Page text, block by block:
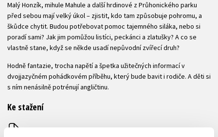
Malý Honzík, mihule Mahule a další hrdinové z Průhonického parku
před sebou mají velký úkol – zjistit, kdo tam způsobuje pohromu, a
škůdce chytit. Budou potřebovat pomoc tajemného siláka, nebo si
poradí sami? Jak jim pomůžou listíci, peckánci a zlatušky? A co se
vlastně stane, když se někde usadí nepůvodní zvířecí druh?
Hodně fantazie, trocha napětí a špetka užitečných informací v
dvojjazyčném pohádkovém příběhu, který bude bavit i rodiče. A děti si
s ním nenásilně potrénují angličtinu.
Ke stažení